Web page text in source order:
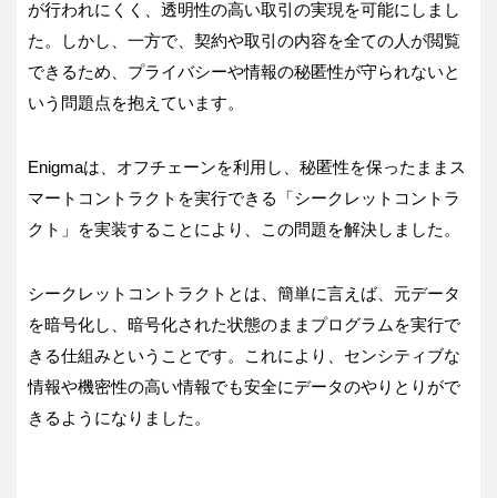
が行われにくく、透明性の高い取引の実現を可能にしまし
た。しかし、一方で、契約や取引の内容を全ての人が閲覧
できるため、プライバシーや情報の秘匿性が守られないと
いう問題点を抱えています。
Enigmaは、オフチェーンを利用し、秘匿性を保ったままス
マートコントラクトを実行できる「シークレットコントラ
クト」を実装することにより、この問題を解決しました。
シークレットコントラクトとは、簡単に言えば、元データ
を暗号化し、暗号化された状態のままプログラムを実行で
きる仕組みということです。これにより、センシティブな
情報や機密性の高い情報でも安全にデータのやりとりがで
きるようになりました。